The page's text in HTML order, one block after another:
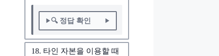
🔍 정답 확인
18. 타인 자본을 이용할 때